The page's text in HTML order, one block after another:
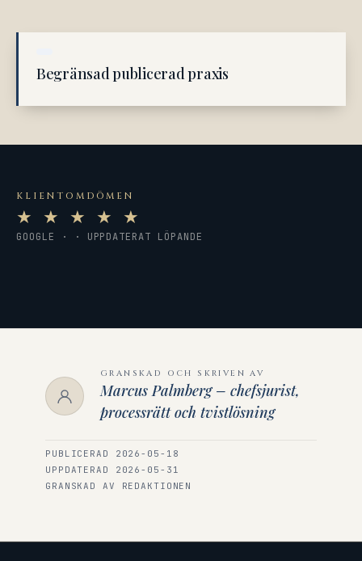
Begränsad publicerad praxis
KLIENTOMDÖMEN
★ ★ ★ ★ ★
GOOGLE · · UPPDATERAT LÖPANDE
GRANSKAD OCH SKRIVEN AV
Marcus Palmberg – chefsjurist,
processrätt och tvistlösning
PUBLICERAD 2026-05-18
UPPDATERAD 2026-05-31
GRANSKAD AV REDAKTIONEN